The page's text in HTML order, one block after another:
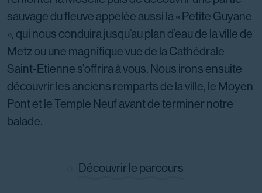
sauvage du fleuve appelée aussi la « Petite Guyane
», qui nous conduira jusqu’au plan d’eau de la ville de
Metz ou une magnifique vue de la Cathédrale
Saint-Etienne s'offrira à vous. Nous irons ensuite
découvrir les anciens remparts de la ville, le Moyen
Pont et le Temple Neuf avant de terminer notre
balade.
Découvrir le parcours